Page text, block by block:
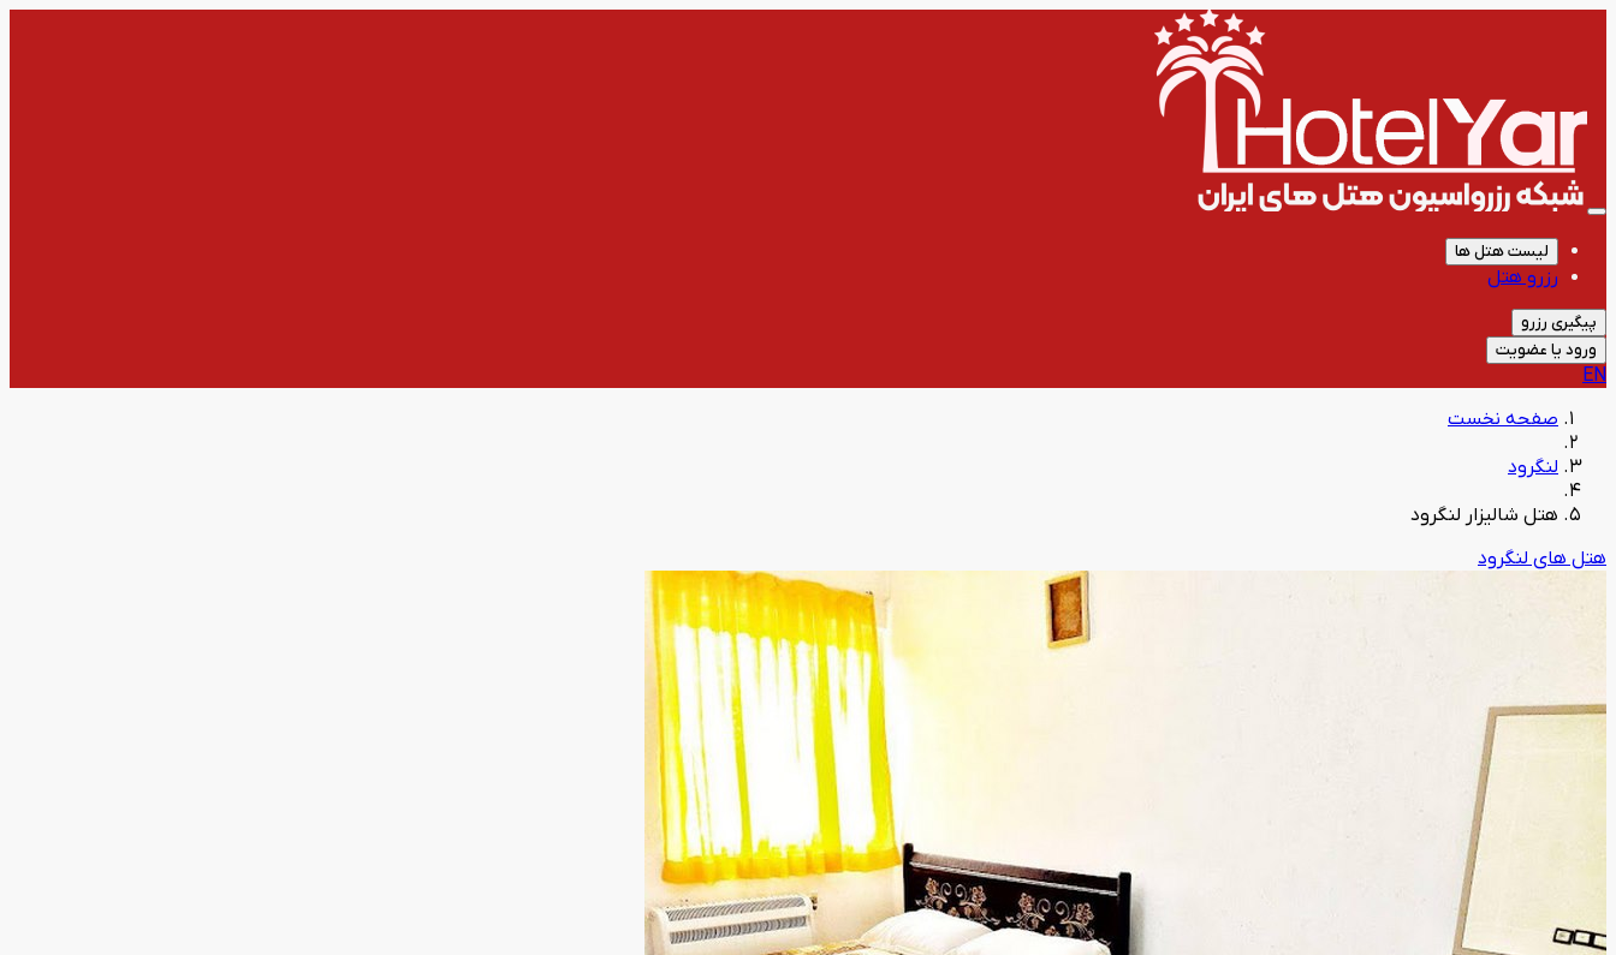
لیست هتل ها
رزرو هتل
پیگیری رزرو
ورود یا عضویت
EN
صفحه نخست
لنگرود
هتل شالیزار لنگرود
هتل های لنگرود